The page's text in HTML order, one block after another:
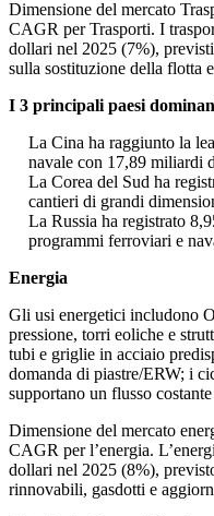
Dimensione del mercato
CAGR per Trasporti. I
dollari nel 2025 (7%),
sulla sostituzione della flotta
I 3 principali paesi
La Cina ha raggiunto la
navale con 17,89 miliardi
La Corea del Sud ha
cantieri di grandi
La Russia ha registrato
programmi ferroviari e
Energia
Gli usi energetici includono
pressione, torri eoliche e
tubi e griglie in acciaio
domanda di piastre/ERW; i
supportano un flusso
Dimensione del mercato
CAGR per l’energia.
dollari nel 2025 (8%),
rinnovabili, gasdotti e